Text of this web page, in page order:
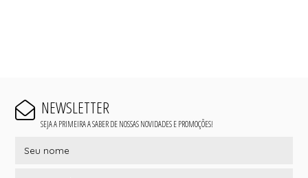
NEWSLETTER
SEJA A PRIMEIRA A SABER DE NOSSAS NOVIDADES E PROMOÇÕES!